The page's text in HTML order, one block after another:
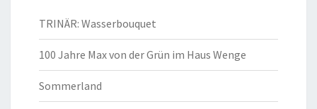
TRINÄR: Wasserbouquet
100 Jahre Max von der Grün im Haus Wenge
Sommerland